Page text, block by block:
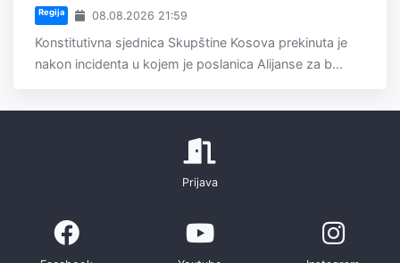
Regija 08.08.2026 21:59
Konstitutivna sjednica Skupštine Kosova prekinuta je
nakon incidenta u kojem je poslanica Alijanse za b...
Prijava